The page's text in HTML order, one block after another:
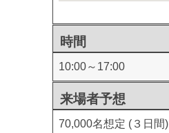
時間
10:00～17:00
来場者予想
70,000名想定 (３日間)